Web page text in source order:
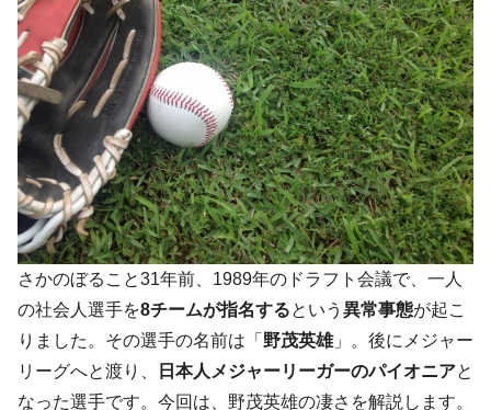
さかのぼること31年前、1989年のドラフト会議で、一人
の社会人選手を8チームが指名するという 異常事態が起こ
りました。その選手の名前は「 野茂英雄」。後にメジャー
リーグへと渡り、
日本人メジャーリーガーのパイオニアと
なった選手です。今回は、野茂英雄の凄さを解説します。